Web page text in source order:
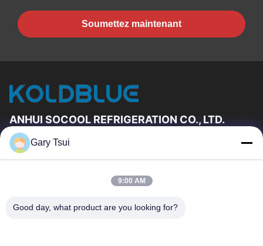
Soumettez maintenant
ANHUI SOCOOL REFRIGERATION CO., LTD.
Liens Rapides
Au Sujet De Nous
Visite D'usine
Contrôle De Qualité
Gary Tsui
9:00 AM
Good day, what product are you looking for?